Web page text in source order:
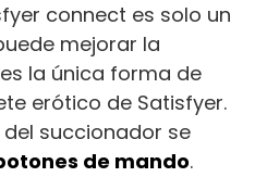
connect es solo un
mejorar la
la única forma de
erótico de Satisfyer.
del succionador se
de mando.